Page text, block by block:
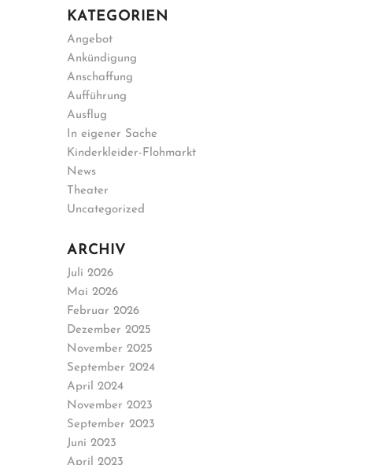
KATEGORIEN
Angebot
Ankündigung
Anschaffung
Aufführung
Ausflug
In eigener Sache
Kinderkleider-Flohmarkt
News
Theater
Uncategorized
ARCHIV
Juli 2026
Mai 2026
Februar 2026
Dezember 2025
November 2025
September 2024
April 2024
November 2023
September 2023
Juni 2023
April 2023